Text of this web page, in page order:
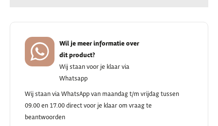
Wil je meer informatie over
dit product?
Wij staan voor je klaar via
Whatsapp
Wij staan via WhatsApp van maandag t/m vrijdag tussen
09.00 en 17.00 direct voor je klaar om vraag te
beantwoorden